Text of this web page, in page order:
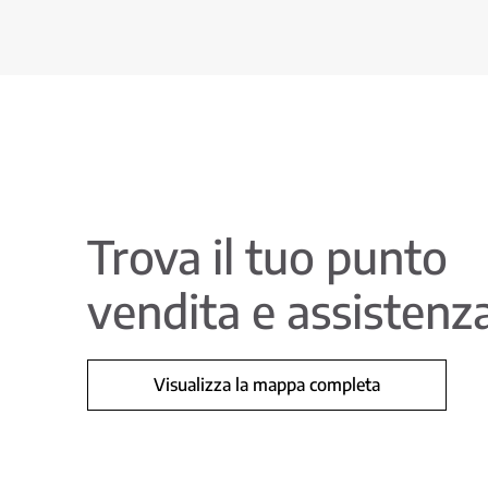
Trova il tuo punto
vendita e
Visualizza la mappa completa